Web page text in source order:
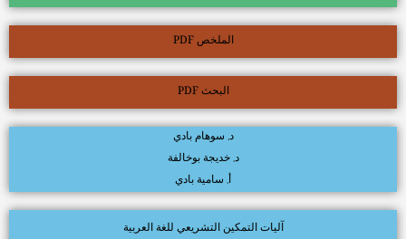
الملخص PDF
البحث PDF
د. سوهام بادي
د. خديجة بوخالفة
أ. سامية بادي
آليات التمكين التشريعي للغة العربية